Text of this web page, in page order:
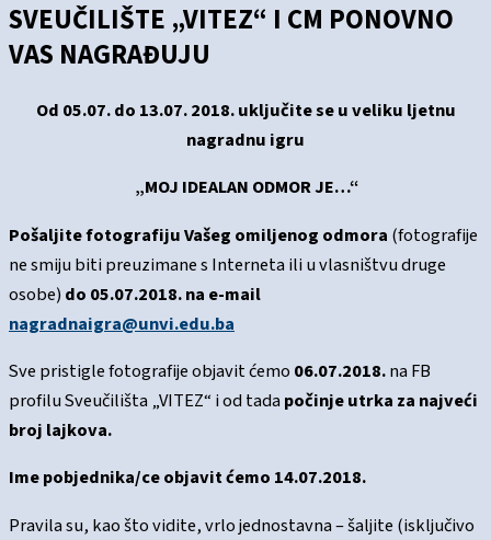
SVEUČILIŠTE „VITEZ“ I CM PONOVNO
VAS NAGRAĐUJU
Od 05.07. do 13.07. 2018. uključite se u veliku ljetnu
nagradnu igru
„MOJ IDEALAN ODMOR JE…“
Pošaljitefotografiju Vašeg omiljenog odmora (fotografije
ne smiju biti preuzimane s Interneta ili u vlasništvu druge
osobe) do 05.07.2018. na e-mail
nagradnaigra@unvi.edu.ba
Sve pristigle fotografije objavit ćemo 06.07.2018.na FB
profilu Sveučilišta „VITEZ“ i od tada počinje utrka za najveći
broj lajkova.
Ime pobjednika/ce objavit ćemo 14.07.2018.
Pravila su, kao što vidite, vrlo jednostavna – šaljite (isključivo